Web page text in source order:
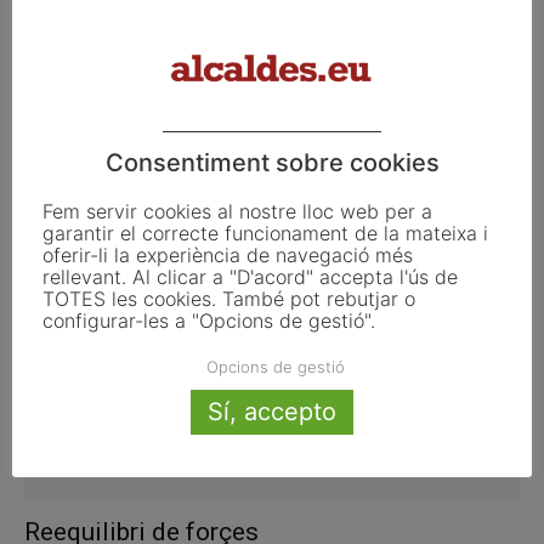
Urkullu governarà el País Basc en coalició
amb el PSE
novembre 21, 2016
Reequilibri de forçes
Consentiment sobre cookies
Fem servir cookies al nostre lloc web per a
garantir el correcte funcionament de la mateixa i
oferir-li la experiència de navegació més
rellevant. Al clicar a "D'acord" accepta l'ús de
TOTES les cookies. També pot rebutjar o
configurar-les a "Opcions de gestió".
Opcions de gestió
Sí, accepto